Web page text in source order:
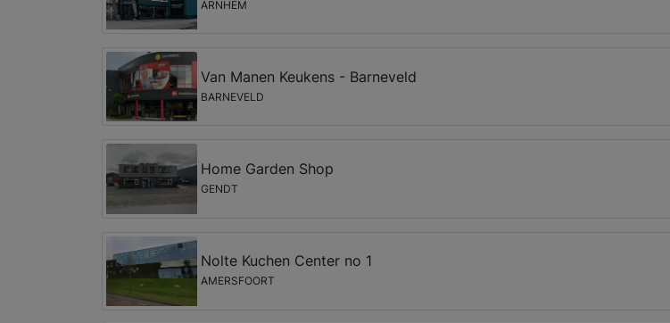
ARNHEM
Van Manen Keukens - Barneveld
BARNEVELD
Home Garden Shop
GENDT
Nolte Kuchen Center no 1
AMERSFOORT